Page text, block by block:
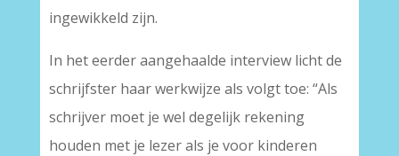
ingewikkeld zijn.
In het eerder aangehaalde interview licht de
schrijfster haar werkwijze als volgt toe: “Als
schrijver moet je wel degelijk rekening
houden met je lezer als je voor kinderen